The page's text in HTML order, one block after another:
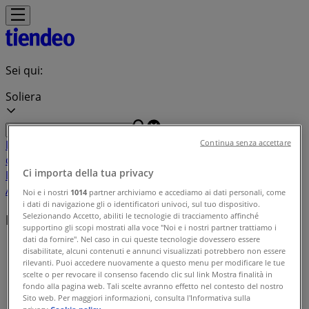
Sei qui:
Soliera
In Evidenza ElettronicaNovitàCura
casa e corpo
BenessereInfanzia e giochiAnimali
AssicurazioniViaggiRistorantiServizi
Indice delle offerte in Soliera
Tiendeo a Soliera»
Indice delle offerte
Ci importa della tua privacy
Noi e i nostri 1014 partner archiviamo e accediamo ai dati personali, come
i dati di navigazione gli o identificatori univoci, sul tuo dispositivo.
Selezionando Accetto, abiliti le tecnologie di tracciamento affinché
supportino gli scopi mostrati alla voce "Noi e i nostri partner trattiamo i
dati da fornire". Nel caso in cui queste tecnologie dovessero essere
disabilitate, alcuni contenuti e annunci visualizzati potrebbero non essere
rilevanti. Puoi accedere nuovamente a questo menu per modificare le tue
scelte o per revocare il consenso facendo clic sul link Mostra finalità in
fondo alla pagina web. Tali scelte avranno effetto nel contesto del nostro
Sito web. Per maggiori informazioni, consulta l'Informativa sulla
Continua senza accettare